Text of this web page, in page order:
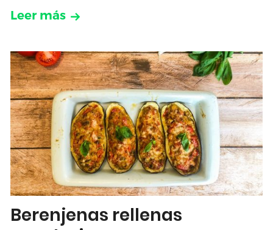
Leer más
Berenjenas rellenas